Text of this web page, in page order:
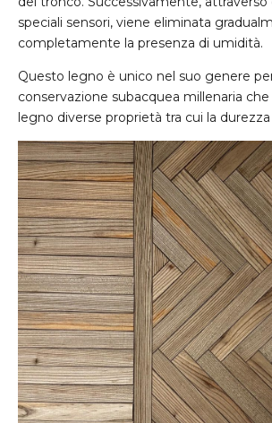
speciali sensori, viene eliminata
completamente la presenza di umidità.
Questo legno è unico nel suo genere
conservazione subacquea millenaria
legno diverse proprietà tra cui la